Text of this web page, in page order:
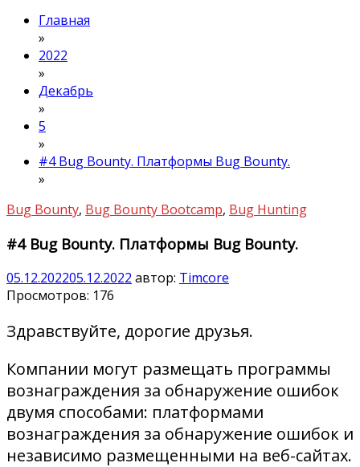
Главная
»
2022
»
Декабрь
»
5
»
#4 Bug Bounty. Платформы Bug Bounty.
»
Bug Bounty, Bug Bounty Bootcamp, Bug Hunting
#4 Bug Bounty. Платформы Bug Bounty.
05.12.202205.12.2022 автор: Timcore
Просмотров: 176
Здравствуйте, дорогие друзья.
Компании могут размещать программы
вознаграждения за обнаружение ошибок
двумя способами: платформами
вознаграждения за обнаружение ошибок и
независимо размещенными на веб-сайтах.